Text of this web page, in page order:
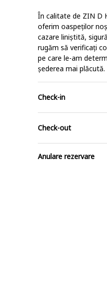
În calitate de ZIN D
oferim oaspeților
cazare liniștită,
rugăm să verificați
pe care le-am
șederea mai plăcută.
Check-in
Check-out
Anulare rezervare